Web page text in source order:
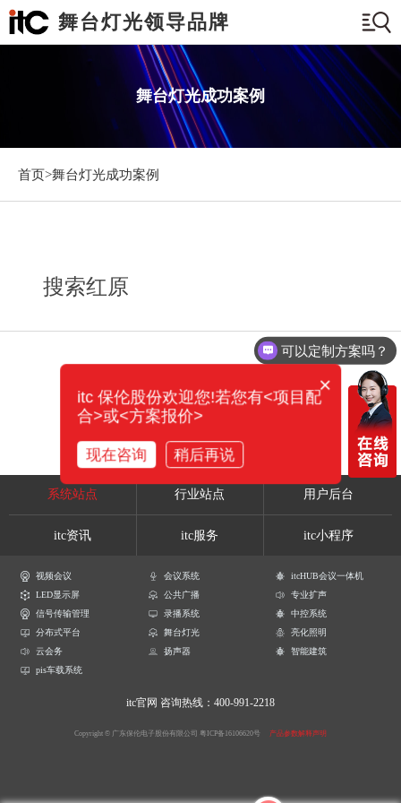
舞台灯光领导品牌
舞台灯光成功案例
首页>舞台灯光成功案例
搜索红原
系统站点 行业站点 用户后台
itc资讯 itc服务 itc小程序
视频会议 会议系统
itcHUB会议一体机
LED显示屏
公共广播
专业扩声
信号传输管理
录播系统
中控系统
分布式平台
舞台灯光
亮化照明
云会务
扬声器
智能建筑
pis车载系统
itc官网 咨询热线：400-991-2218
Copyright © 广东保伦电子股份有限公司 粤ICP备16106620号 产品参数解释声明
可以定制方案吗？
×
itc 保伦股份欢迎您!若您有<项目配
合>或<方案报价>
现在咨询 稍后再说